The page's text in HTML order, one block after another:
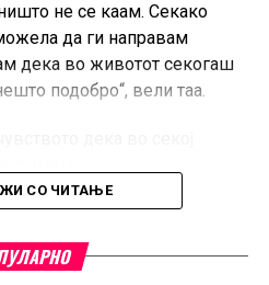
и за активностите на
еднаквост и
меѓу мажите и жените на
не се каам. Секако
да ги направам
дека во животот секогаш
подобро“, вели таа.
имав и тогаш, а и сега
е дека сум го дала мојот
дадена околност“,
СО ЧИТАЊЕ